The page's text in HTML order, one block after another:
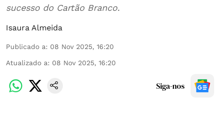
sucesso do Cartão Branco.
Isaura Almeida
Publicado a: 08 Nov 2025, 16:20
Atualizado a: 08 Nov 2025, 16:20
Siga-nos